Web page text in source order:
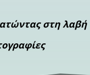
στη λαβή